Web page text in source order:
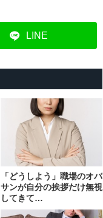
LINE
「どうしよう」職場のオバ
サンが自分の挨拶だけ無視
してきて…